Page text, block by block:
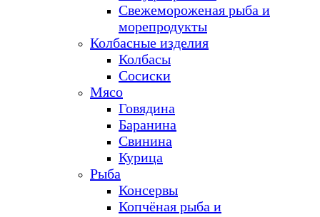
Свежемороженая рыба и
морепродукты
Колбасные изделия
Колбасы
Сосиски
Мясо
Говядина
Баранина
Свинина
Курица
Рыба
Консервы
Копчёная рыба и